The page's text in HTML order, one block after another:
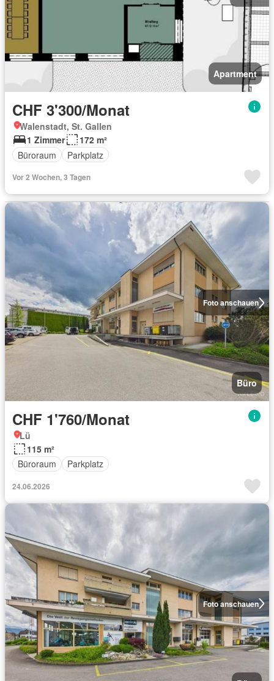
Apartment
CHF 3'300/Monat
Walenstadt, St. Gallen
1 Zimmer
172 m²
Büroraum
Parkplatz
Vor 2 Wochen, 3 Tagen
Foto anschauen
Büro
CHF 1'760/Monat
Lü
115 m²
Büroraum
Parkplatz
24.06.2026
Foto anschauen